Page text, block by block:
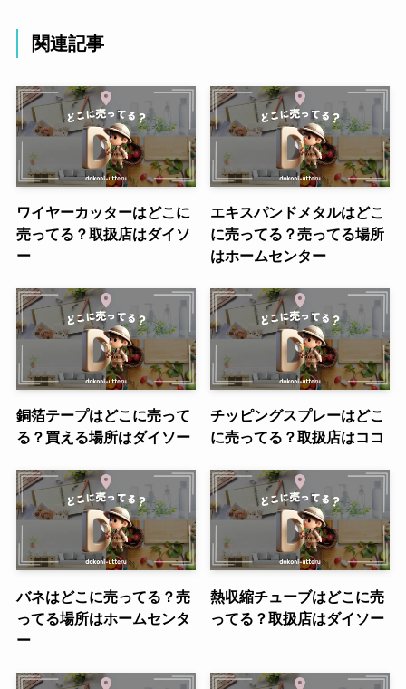
関連記事
ワイヤーカッターはどこに
売ってる？取扱店はダイソ
ー
エキスパンドメタルはどこ
に売ってる？売ってる場所
はホームセンター
銅箔テープはどこに売って
る？買える場所はダイソー
チッピングスプレーはどこ
に売ってる？取扱店はココ
バネはどこに売ってる？売
ってる場所はホームセンタ
ー
熱収縮チューブはどこに売
ってる？取扱店はダイソー